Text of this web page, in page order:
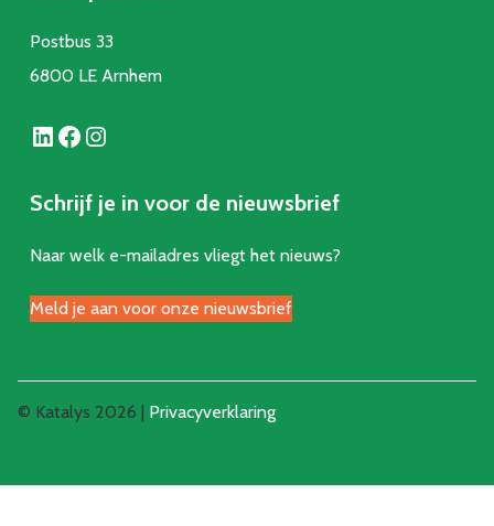
Postbus 33
6800 LE Arnhem
LinkedIn Facebook Instagram
Schrijf je in voor de nieuwsbrief
Naar welk e-mailadres vliegt het nieuws?
Meld je aan voor onze nieuwsbrief
© Katalys 2026 | Privacyverklaring